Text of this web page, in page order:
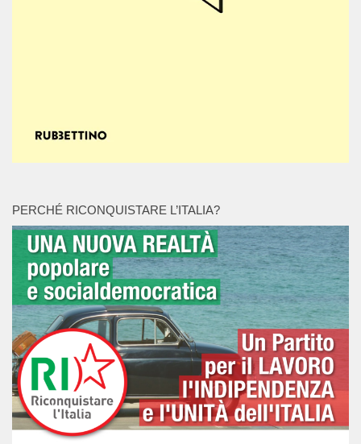
PERCHÉ RICONQUISTARE L’ITALIA?